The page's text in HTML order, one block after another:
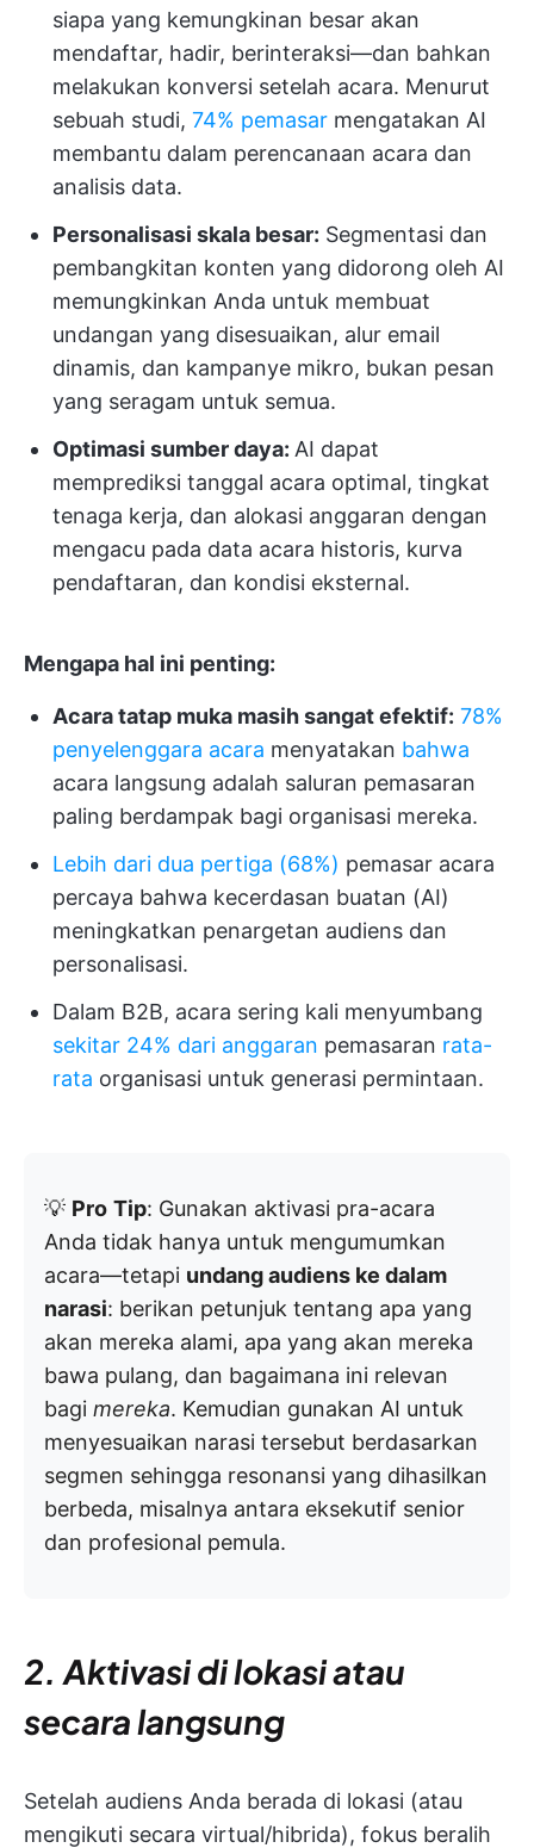
siapa yang kemungkinan besar akan
mendaftar, hadir, berinteraksi—dan bahkan
melakukan konversi setelah acara. Menurut
sebuah studi, 74% pemasar mengatakan AI
membantu dalam perencanaan acara dan
analisis data.
Personalisasi skala besar: Segmentasi dan
pembangkitan konten yang didorong oleh AI
memungkinkan Anda untuk membuat
undangan yang disesuaikan, alur email
dinamis, dan kampanye mikro, bukan pesan
yang seragam untuk semua.
Optimasi sumber daya: AI dapat
memprediksi tanggal acara optimal, tingkat
tenaga kerja, dan alokasi anggaran dengan
mengacu pada data acara historis, kurva
pendaftaran, dan kondisi eksternal.
Mengapa hal ini penting:
Acara tatap muka masih sangat efektif: 78%
penyelenggara acara menyatakan bahwa
acara langsung adalah saluran pemasaran
paling berdampak bagi organisasi mereka.
Lebih dari dua pertiga (68%) pemasar acara
percaya bahwa kecerdasan buatan (AI)
meningkatkan penargetan audiens dan
personalisasi.
Dalam B2B, acara sering kali menyumbang
sekitar 24% dari anggaran pemasaran rata-
rata organisasi untuk generasi permintaan.
💡 Pro Tip: Gunakan aktivasi pra-acara
Anda tidak hanya untuk mengumumkan
acara—tetapi undang audiens ke dalam
narasi: berikan petunjuk tentang apa yang
akan mereka alami, apa yang akan mereka
bawa pulang, dan bagaimana ini relevan
bagi mereka. Kemudian gunakan AI untuk
menyesuaikan narasi tersebut berdasarkan
segmen sehingga resonansi yang dihasilkan
berbeda, misalnya antara eksekutif senior
dan profesional pemula.
2. Aktivasi di lokasi atau
secara langsung
Setelah audiens Anda berada di lokasi (atau
mengikuti secara virtual/hibrida), fokus beralih